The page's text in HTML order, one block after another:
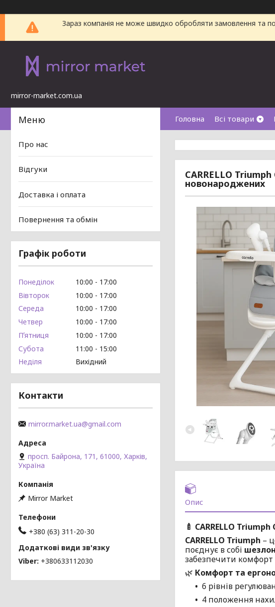
Зараз компанія не може швидко обробляти замовлення та
mirror-market.com.ua
Головна Всі товари
CARRELLO
новонароджених
Опис
🍼 CARRELLO
CARRELLO Triumph –
поєднує в собі
забезпечити
🌿 Комфорт та
6 рівнів
4 положення
Про нас
Відгуки
Доставка і оплата
Повернення та обмін
Графік роботи
Понеділок 10:00
17:00
Вівторок
10:00
17:00
Середа
10:00
17:00
Четвер
10:00
17:00
Пʼятниця
10:00
17:00
Субота
11:00
15:00
Неділя
Вихідний
Контакти
mirror.market.ua@gmail.com
просп. Байрона, 171, 61000, Харків,
Україна
Mirror Market
+380 (63) 311-20-30
Viber +380633112030